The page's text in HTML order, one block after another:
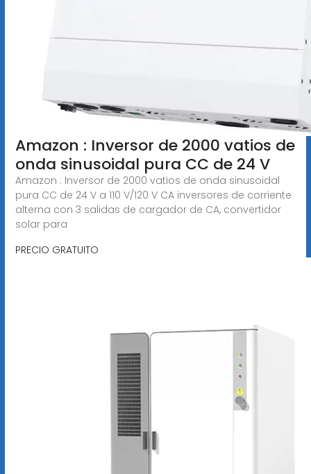
Amazon : Inversor de 2000 vatios de
onda sinusoidal pura CC de 24 V
Amazon : Inversor de 2000 vatios de onda sinusoidal
pura CC de 24 V a 110 V/120 V CA inversores de corriente
alterna con 3 salidas de cargador de CA, convertidor
solar para
PRECIO GRATUITO